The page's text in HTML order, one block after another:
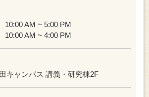
10:00 AM ~ 5:00 PM
10:00 AM ~ 4:00 PM
キャンパス 講義・研究棟2F